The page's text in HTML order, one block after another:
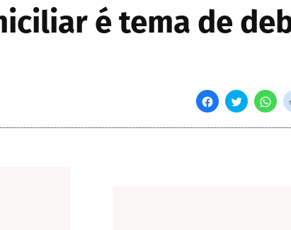
é tema de